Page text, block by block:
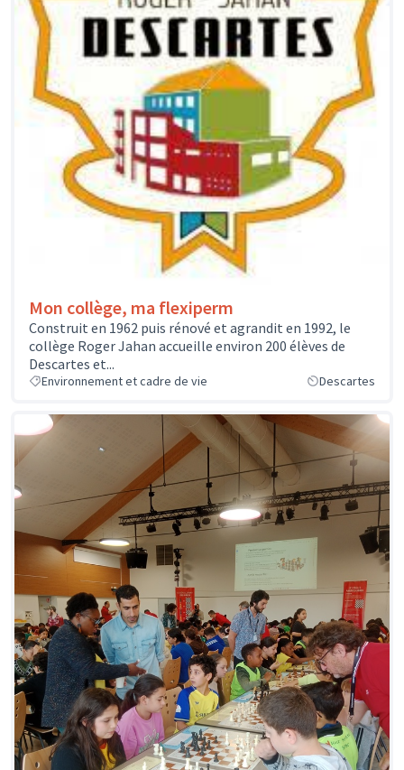
Mon collège, ma flexiperm
Construit en 1962 puis rénové et agrandit en 1992, le
collège Roger Jahan accueille environ 200 élèves de
Descartes et...
Environnement et cadre de vie Descartes